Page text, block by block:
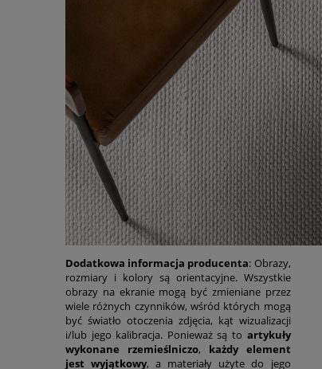
Dodatkowa informacja producenta: Obrazy,
rozmiary i kolory są orientacyjne. Wszystkie
obrazy na ekranie mogą być zmieniane przez
wiele różnych czynników, wśród których mogą
być światło otoczenia zdjęcia, kąt wizualizacji
i/lub jego kalibracja. Ponieważ są to artykuły
wykonane rzemieślniczo, każdy element
jest wyjątkowy, a materiały użyte do jego